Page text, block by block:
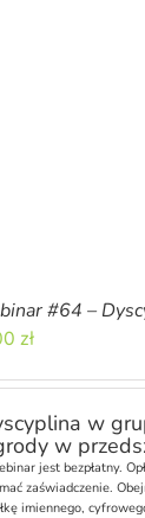
#64 –
zł
w
w
jest bezpłatny.
zaświadczenie.
imiennego,